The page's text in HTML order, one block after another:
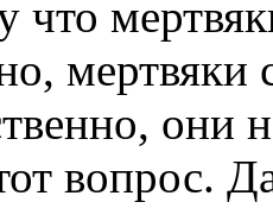
что
они
вопрос.